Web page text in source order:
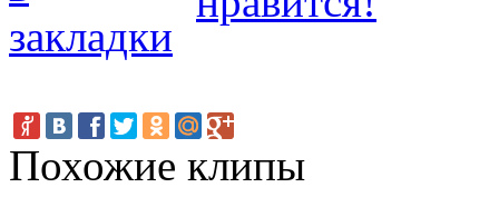
Похожие клипы